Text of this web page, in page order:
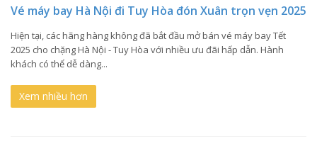
Vé máy bay Hà Nội đi Tuy Hòa đón Xuân trọn vẹn 2025
Hiện tại, các hãng hàng không đã bắt đầu mở bán vé máy bay Tết
2025 cho chặng Hà Nội - Tuy Hòa với nhiều ưu đãi hấp dẫn. Hành
khách có thể dễ dàng...
Xem nhiều hơn